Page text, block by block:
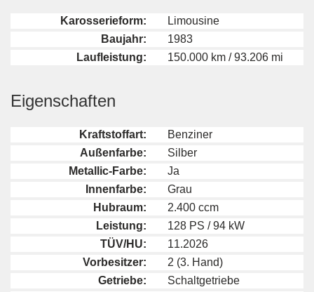
Karosserieform:
Limousine
Baujahr:
1983
Laufleistung:
150.000 km / 93.206 mi
Eigenschaften
Kraftstoffart:
Benziner
Außenfarbe:
Silber
Metallic-Farbe:
Ja
Innenfarbe:
Grau
Hubraum:
2.400 ccm
Leistung:
128 PS / 94 kW
TÜV/HU:
11.2026
Vorbesitzer:
2 (3. Hand)
Getriebe:
Schaltgetriebe